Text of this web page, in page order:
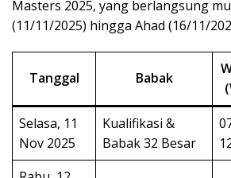
Masters 2025, yang berlangsung
(11/11/2025) hingga Ahad (16/11/
Tanggal Babak
Selasa, 11
Nov 2025
Kualifikasi &
Babak 32 Besar